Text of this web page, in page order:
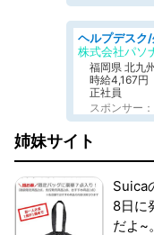
株式会社パソ
福岡県 北九
時給4,167円
正社員
スポンサー
姉妹サイト
Suica
8日に
だよ~。